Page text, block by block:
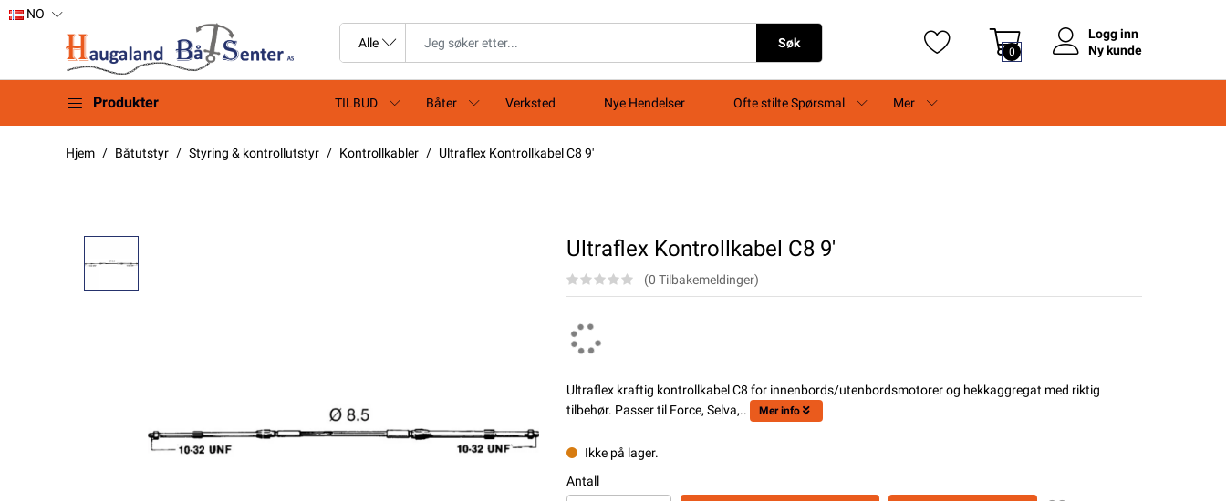
NO
Søk
0
Logg inn
Ny kunde
Produkter TILBUD Båter Verksted Nye Hendelser Ofte stilte Spørsmal Mer
Hjem Båtutstyr Styring & kontrollutstyr Kontrollkabler Ultraflex Kontrollkabel C8 9'
Ultraflex Kontrollkabel C8 9'
(0 Tilbakemeldinger)
Ultraflex kraftig kontrollkabel C8 for innenbords/utenbordsmotorer og hekkaggregat med riktig
tilbehør. Passer til Force, Selva,..
Mer info
Ikke på lager.
Antall